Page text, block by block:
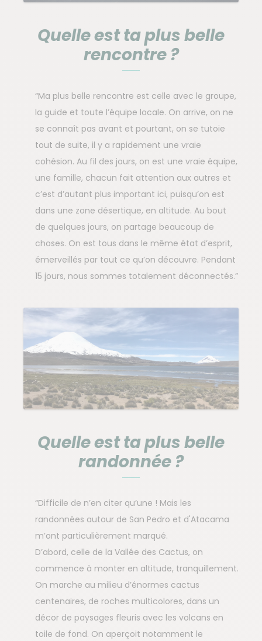
Quelle est ta plus belle
rencontre ?
“Ma plus belle rencontre est celle avec le groupe,
la guide et toute l’équipe locale. On arrive, on ne
se connaît pas avant et pourtant, on se tutoie
tout de suite, il y a rapidement une vraie
cohésion. Au fil des jours, on est une vraie équipe,
une famille, chacun fait attention aux autres et
c’est d’autant plus important ici, puisqu’on est
dans une zone désertique, en altitude. Au bout
de quelques jours, on partage beaucoup de
choses. On est tous dans le même état d’esprit,
émerveillés par tout ce qu’on découvre. Pendant
15 jours, nous sommes totalement déconnectés.”
Quelle est ta plus belle
randonnée ?
“Difficile de n’en citer qu’une ! Mais les
randonnées autour de San Pedro et d'Atacama
m’ont particulièrement marqué.
D’abord, celle de la Vallée des Cactus, on
commence à monter en altitude, tranquillement.
On marche au milieu d’énormes cactus
centenaires, de roches multicolores, dans un
décor de paysages fleuris avec les volcans en
toile de fond. On aperçoit notamment le